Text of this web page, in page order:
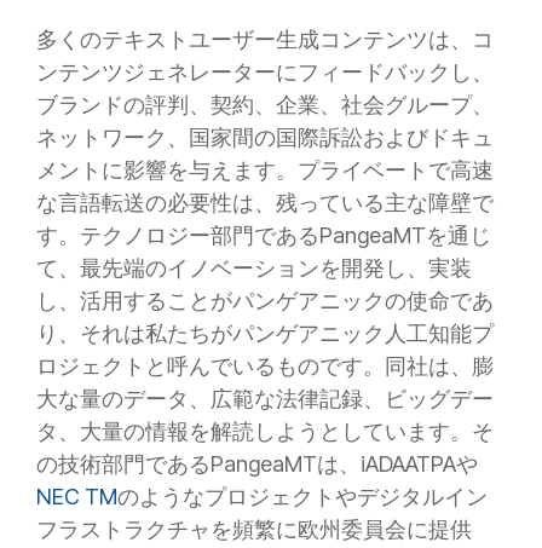
多くのテキストユーザー生成コンテンツは、コ
ンテンツジェネレーターにフィードバックし、
ブランドの評判、契約、企業、社会グループ、
ネットワーク、国家間の国際訴訟およびドキュ
メントに影響を与えます。プライベートで高速
な言語転送の必要性は、残っている主な障壁で
す。テクノロジー部門であるPangeaMTを通じ
て、最先端のイノベーションを開発し、実装
し、活用することがパンゲアニックの使命であ
り、それは私たちがパンゲアニック人工知能プ
ロジェクトと呼んでいるものです。同社は、膨
大な量のデータ、広範な法律記録、ビッグデー
タ、大量の情報を解読しようとしています。そ
の技術部門であるPangeaMTは、iADAATPAや
NEC TMのようなプロジェクトやデジタルイン
フラストラクチャを頻繁に欧州委員会に提供